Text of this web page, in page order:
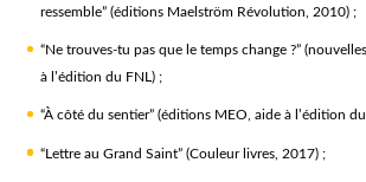
ressemble” (éditions Maelström Révolution, 2010) ;
“Ne trouves-tu pas que le temps change ?”
à l’édition du FNL) ;
“À côté du sentier” (éditions MEO, aide à l’édition
“Lettre au Grand Saint” (Couleur livres, 2017) ;